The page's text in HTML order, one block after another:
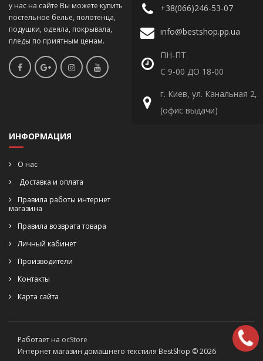
у нас на сайте Вы можете купить
постельное белье, полотенца,
подушки, одеяла, покрывала,
пледы по приятным ценам.
+38(066)246-53-07
info@bestshop.pp.ua
ПН-ПТ
С 9-00 ДО 18-00
г. Киев, ул. Канальная 2,
(офис выдачи)
ИНФОРМАЦИЯ
О нас
Доставка и оплата
Правила работы интернет
магазина
Правила возврата товара
Личный кабинет
Производители
Контакты
Карта сайта
Работает на ocStore
Интернет магазин домашнего текстиля BestShop © 2026